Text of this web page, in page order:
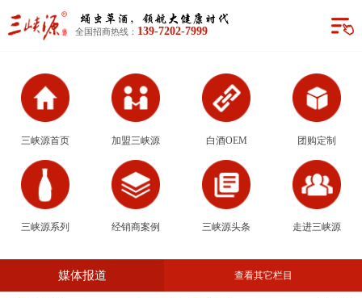
全国招商热线： 139-7202-7999
三峡源首页 加盟三峡源 白酒OEM 团购定制
三峡源系列 经销商案例 三峡源头条 走进三峡源
媒体报道 查看其它栏目
白酒OEM
团购定制
三峡源系列
经销商案例
走进三峡源